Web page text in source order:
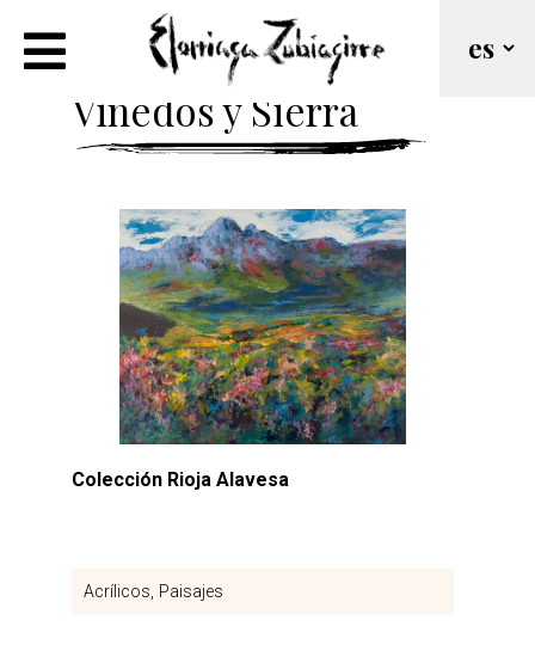
Rioja Alavesa.
Viñedos y Sierra
Colección Rioja Alavesa
Acrílicos Paisajes